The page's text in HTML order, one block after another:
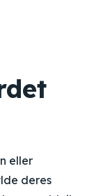
eller
deres